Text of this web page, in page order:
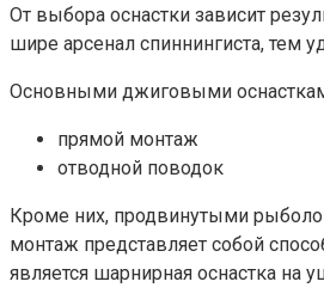
От выбора оснастки зависит
шире арсенал спиннингиста, тем
Основными джиговыми
прямой монтаж
отводной поводок
Кроме них, продвинутыми
монтаж представляет собой
является шарнирная оснастка